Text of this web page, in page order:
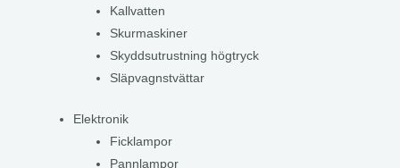
Kallvatten
Skurmaskiner
Skyddsutrustning högtryck
Släpvagnstvättar
Elektronik
Ficklampor
Pannlampor